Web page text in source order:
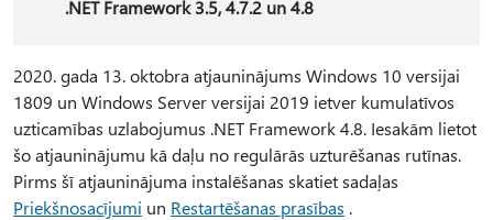
.NET Framework 3.5, 4.7.2 un 4.8
2020. gada 13. oktobra atjauninājums Windows 10 versijai
1809 un Windows Server versijai 2019 ietver kumulatīvos
uzticamības uzlabojumus .NET Framework 4.8. Iesakām lietot
šo atjauninājumu kā daļu no regulārās uzturēšanas rutīnas.
Pirms šī atjauninājuma instalēšanas skatiet sadaļas
Priekšnosacījumi un Restartēšanas prasības .